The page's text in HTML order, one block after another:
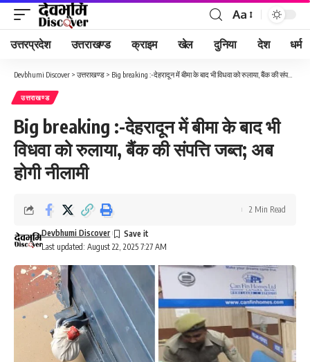
Font
Resizer
Aa
उत्तरप्रदेश उत्तराखण्ड क्राइम खेल दुनिया देश धर्म
Devbhumi Discover > उत्तराखण्ड > Big breaking :-देहरादून में बीमा के बाद भी विधवा को रुलाया, बैंक की संपत्ति जब्त; अब होगी नीलामी
उत्तराखण्ड
Big breaking :-देहरादून में बीमा के बाद भी
विधवा को रुलाया, बैंक की संपत्ति जब्त; अब
होगी नीलामी
Last updated: August 22, 2025 7:27 AM
Devbhumi Discover
2 Min Read